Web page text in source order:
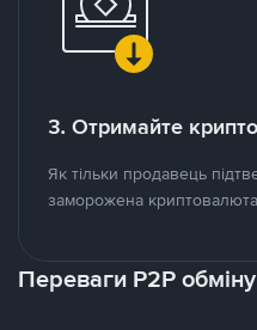
3. Отримайте
Як тільки продавець
заморожена
Переваги P2P обміну